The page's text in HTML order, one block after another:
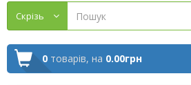
Cкрізь
0 товарів, на 0.00грн